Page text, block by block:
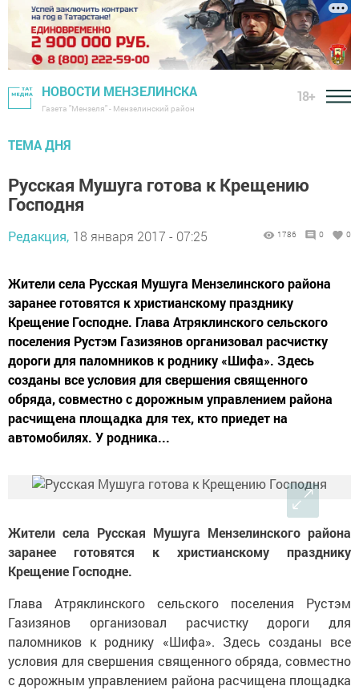
НОВОСТИ МЕНЗЕЛИНСКА
Газета "Мензеля" - Мензелинский район
18+
ТЕМА ДНЯ
Русская Мушуга готова к Крещению
Господня
Редакция, 18 января 2017 - 07:25 1786 0 0
Жители села Русская Мушуга Мензелинского района
заранее готовятся к христианскому празднику
Крещение Господне. Глава Атряклинского сельского
поселения Рустэм Газизянов организовал расчистку
дороги для паломников к роднику «Шифа». Здесь
созданы все условия для свершения священного
обряда, совместно с дорожным управлением района
расчищена площадка для тех, кто приедет на
автомобилях. У родника...
Жители села Русская Мушуга Мензелинского района
заранее готовятся к христианскому празднику
Крещение Господне.
Глава Атряклинского сельского поселения Рустэм
Газизянов организовал расчистку дороги для
паломников к роднику «Шифа». Здесь созданы все
условия для свершения священного обряда, совместно
с дорожным управлением района расчищена площадка